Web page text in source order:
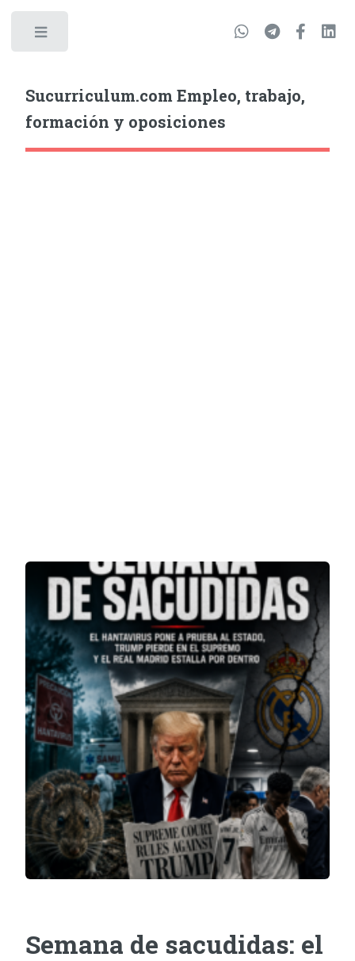
Sucurriculum.com Empleo, trabajo,
formación y oposiciones
Semana de sacudidas: el